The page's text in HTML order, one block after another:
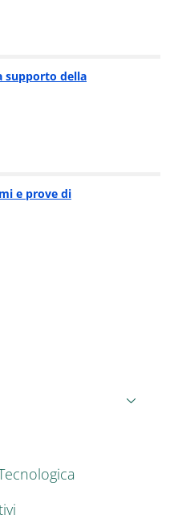
supporto della
e prove di